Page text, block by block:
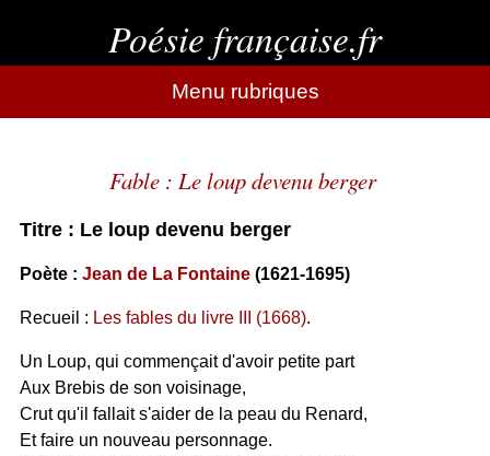
Poésie française.fr
Menu rubriques
Fable : Le loup devenu berger
Titre : Le loup devenu berger
Poète : Jean de La Fontaine(1621-1695)
Recueil : Les fables du livre III (1668).
Un Loup, qui commençait d'avoir petite part
Aux Brebis de son voisinage,
Crut qu'il fallait s'aider de la peau du Renard,
Et faire un nouveau personnage.